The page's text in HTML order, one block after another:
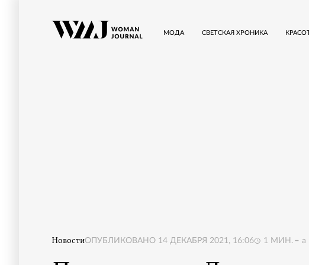
МОДА СВЕТСКАЯ ХРОНИКА
НовостиОПУБЛИКОВАНО 14 ДЕКАБРЯ 2021, 16:06 1 МИН. a